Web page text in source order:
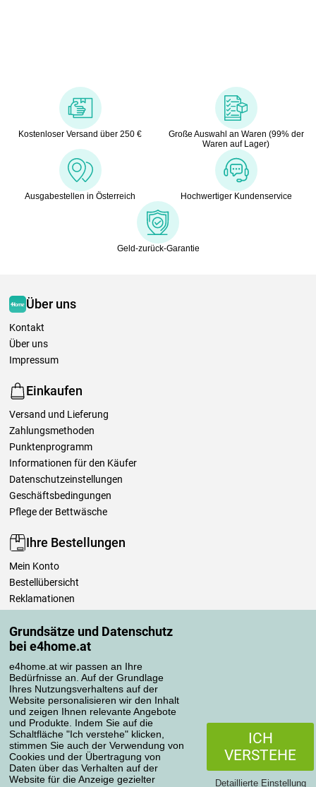
Grundsätze und Datenschutz
bei e4home.at
e4home.at wir passen an Ihre
Bedürfnisse an. Auf der Grundlage
Ihres Nutzungsverhaltens auf der
Website personalisieren wir den Inhalt
und zeigen Ihnen relevante Angebote
und Produkte. Indem Sie auf die
Schaltfläche "Ich verstehe" klicken,
stimmen Sie auch der Verwendung von
Cookies und der Übertragung von
Daten über das Verhalten auf der
Website für die Anzeige gezielter
ICH
VERSTEHE
Detaillierte Einstellung
Kostenloser Versand über 250 €
Große Auswahl an Waren (99% der
Waren auf Lager)
Ausgabestellen in Österreich Hochwertiger Kundenservice
Geld-zurück-Garantie
Über uns
Kontakt
Über uns
Impressum
Einkaufen
Versand und Lieferung
Zahlungsmethoden
Punktenprogramm
Informationen für den Käufer
Datenschutzeinstellungen
Geschäftsbedingungen
Pflege der Bettwäsche
Ihre Bestellungen
Mein Konto
Bestellübersicht
Reklamationen
Einfach mehr wissen
Richtlinien zur Verarbeitung von Bewertungen
Transportarten
Zahlungsmethoden